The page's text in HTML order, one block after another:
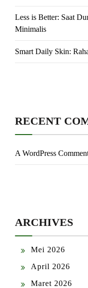
Less is Better: Saat
Minimalis
Smart Daily Skin:
RECENT
A WordPress
ARCHIVES
Mei 2026
April 2026
Maret 2026